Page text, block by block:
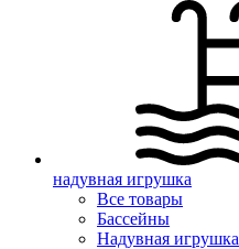
надувная игрушка
Все товары
Бассейны
Надувная игрушка